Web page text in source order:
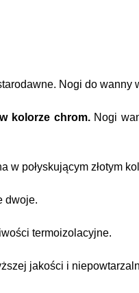
Nogi do wanny
kolorze chrom.Nogi
połyskującym złotym
dwoje.
termoizolacyjne.
jakości i